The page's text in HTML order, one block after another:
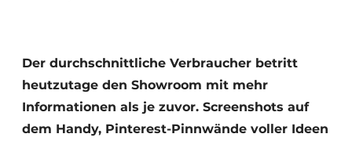
Der durchschnittliche Verbraucher betritt
heutzutage den Showroom mit mehr
Informationen als je zuvor. Screenshots auf
dem Handy, Pinterest-Pinnwände voller Ideen